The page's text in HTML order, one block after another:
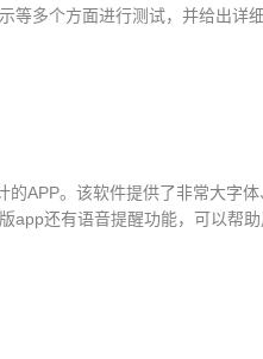
等多个方面进行测试，并给出详
APP。该软件提供了非常大字
app还有语音提醒功能，可以帮助